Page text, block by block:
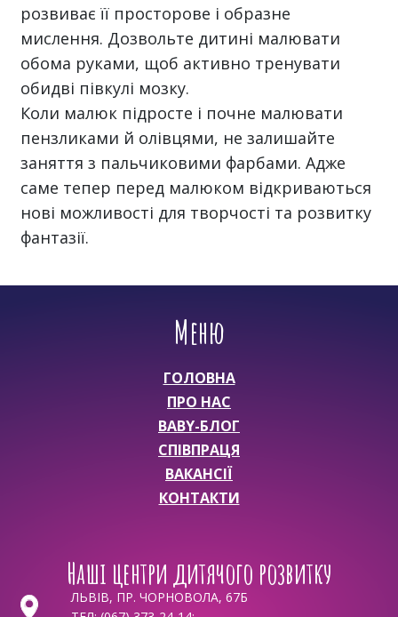
розвиває її просторове і образне
мислення. Дозвольте дитині малювати
обома руками, щоб активно тренувати
обидві півкулі мозку.
Коли малюк підросте і почне малювати
пензликами й олівцями, не залишайте
заняття з пальчиковими фарбами. Адже
саме тепер перед малюком відкриваються
нові можливості для творчості та розвитку
фантазії.
Меню
ГОЛОВНА
ПРО НАС
BABY-БЛОГ
СПІВПРАЦЯ
ВАКАНСІЇ
КОНТАКТИ
Наші центри дитячого розвитку
ЛЬВІВ, ПР. ЧОРНОВОЛА, 67Б